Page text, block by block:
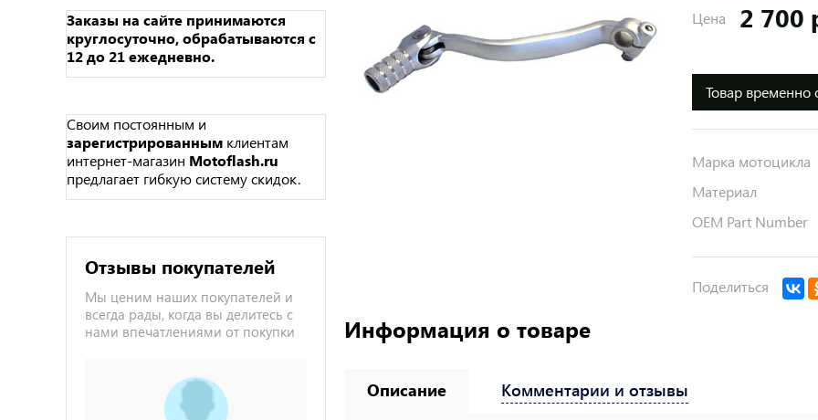
Заказы на сайте принимаются
круглосуточно, обрабатываются с
12 до 21 ежедневно.
Своим постоянным и
зарегистрированным клиентам
интернет-магазин Motoflash.ru
предлагает гибкую систему скидок.
Отзывы покупателей
Мы ценим наших покупателей и
всегда рады, когда вы делитесь с
нами впечатлениями от покупки
Цена 2 700
Товар временно
Марка мотоцикла
Материал
OEM Part Number
Поделиться
Информация о товаре
Описание Комментарии и отзывы